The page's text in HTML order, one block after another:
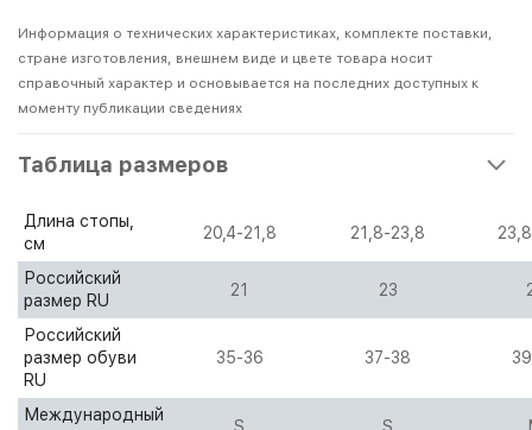
Информация о технических характеристиках, комплекте поставки,
стране изготовления, внешнем виде и цвете товара носит
справочный характер и основывается на последних доступных к
моменту публикации сведениях
Таблица размеров
Длина стопы,
см
20,4-21,8 21,8-23,8
Российский
размер RU
21 23
Российский
размер обуви
RU
35-36 37-38
Международный
S S